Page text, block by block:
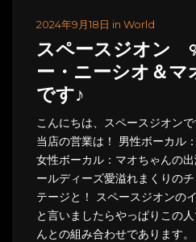
2024年9月18日 in World
スペースジオン
ー・ニーシオ＆マ
です♪
こんにちは、スペースジオン
当店の営業は！ 男性ボーカル
女性ボーカル：マオちゃんの
ールディーズ愛溢れまくりの
テージと！ スペースジオンの
と言いましたらやっぱりこの
んとの組み合わせであります